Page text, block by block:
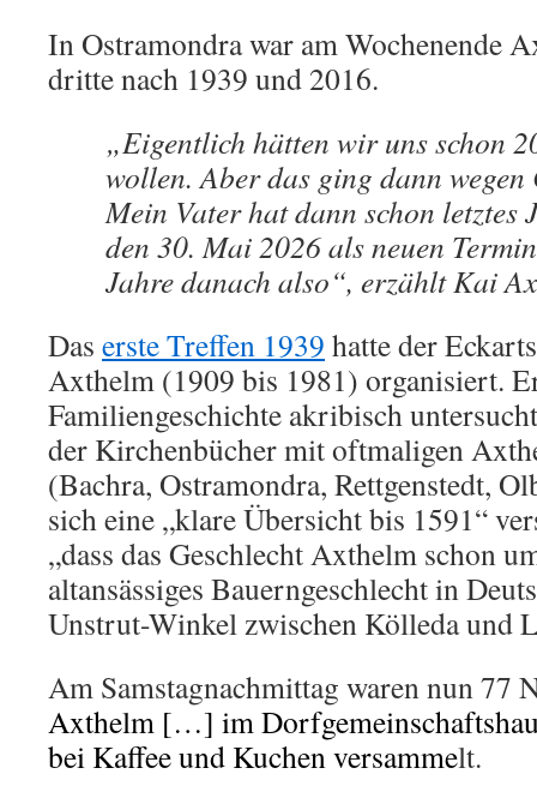
In Ostra­mon­dra war am Wochen­ende
dritte nach 1939 und 2016.
„Eigent­lich hät­ten wir uns schon
wol­len. Aber das ging dann
Mein Vater hat dann schon letz­tes
den 30. Mai 2026 als neuen
Jahre danach also“, erzählt Kai
Das erste Treffen 1939 hatte der
Axthelm (1909 bis 1981) organisiert.
Familiengeschichte akribisch
der Kirchenbücher mit oftmaligen
(Bachra, Ostramondra, Rettgenstedt,
sich eine „klare Übersicht bis 1591“
„dass das Geschlecht Axthelm schon
altansässiges Bauerngeschlecht in
Unstrut-Winkel zwischen Kölleda und
Am Samstagnachmittag waren nun 77
Axthelm […] im
bei Kaffee und Kuchen versammelt.